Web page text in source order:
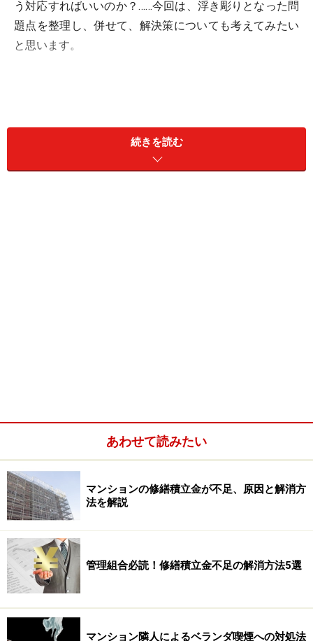
う対応すればいいのか？……今回は、浮き彫りとなった問
題点を整理し、併せて、解決策についても考えてみたい
と思います。
の高齢化などを理由に役人のなり手不足に悩む管理組合
が全体の８割に達していることが分かりました。通常、
役員は順番制などにより選出され、任期２年程度で組合
員が持ち回りで役務を引き受けます。役員の仕事は千差
万別で、マンション内で起こる様々な問題を解決するた
めの理事会運営を中心に、その他、理事長や会計担当・
幹事などに抜擢（ばってき）されると、さらに、業務や
職責が追加されることとなります。
続きを読む
あわせて読みたい
マンションの修繕積立金が不足、原因と解消方
法を解説
管理組合必読！修繕積立金不足の解消方法5選
マンション隣人によるベランダ喫煙への対処法